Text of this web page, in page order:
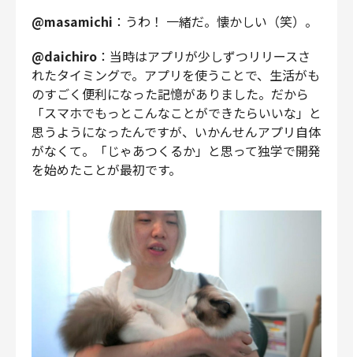
@masamichi ：うわ！ 一緒だ。懐かしい（笑）。
@daichiro ：当時はアプリが少しずつリリースさ
れたタイミングで。アプリを使うことで、生活がも
のすごく便利になった記憶がありました。だから
「スマホでもっとこんなことができたらいいな」と
思うようになったんですが、いかんせんアプリ自体
がなくて。「じゃあつくるか」と思って独学で開発
を始めたことが最初です。